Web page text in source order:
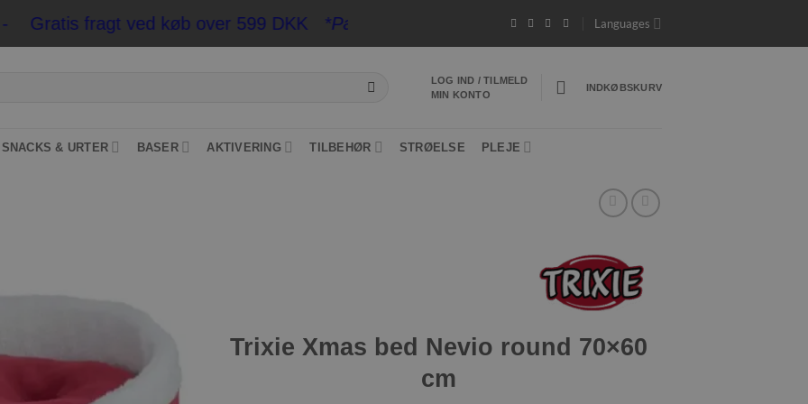
fragt ved køb over 599 DKK*Pakkeshop op til 20 kg* - Hurtig levering 1-3 hverdage
Languages
LOG IND / TILMELD
MIN KONTO
INDKØBSKURV
SNACKS & URTER BASER AKTIVERING TILBEHØR STRØELSE PLEJE
Trixie Xmas bed Nevio round 70×60
cm